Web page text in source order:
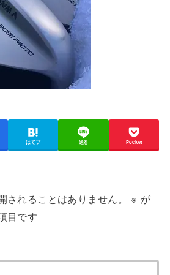
はてブ 送る Pocket
されることはありません。 ※ が
目です